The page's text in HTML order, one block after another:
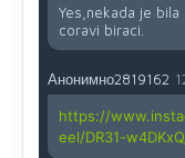
Yes,nekada je bila
coravi biraci.
Анонимно2819162
https://
eel/DR31-